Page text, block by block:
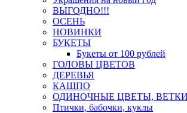
ВЫГОДНО!!!
ОСЕНЬ
НОВИНКИ
БУКЕТЫ
Букеты от 100 рублей
ГОЛОВЫ ЦВЕТОВ
ДЕРЕВЬЯ
КАШПО
ОДИНОЧНЫЕ ЦВЕТЫ, ВЕТКИ
Птички, бабочки, куклы